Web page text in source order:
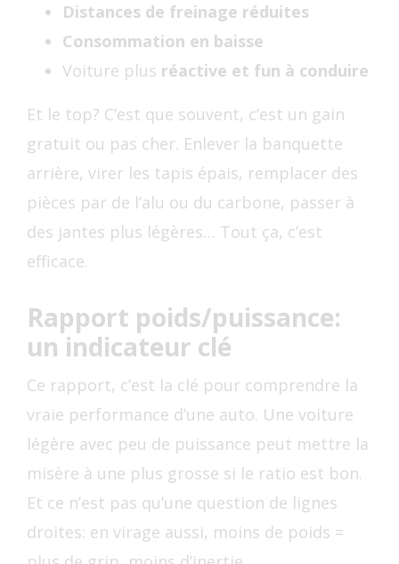
Distances de freinage réduites
Consommation en baisse
Voiture plus réactive et fun à conduire
Et le top? C’est que souvent, c’est un gain
gratuit ou pas cher. Enlever la banquette
arrière, virer les tapis épais, remplacer des
pièces par de l’alu ou du carbone, passer à
des jantes plus légères… Tout ça, c’est
efficace.
Rapport poids/puissance:
un indicateur clé
Ce rapport, c’est la clé pour comprendre la
vraie performance d’une auto. Une voiture
légère avec peu de puissance peut mettre la
misère à une plus grosse si le ratio est bon.
Et ce n’est pas qu’une question de lignes
droites: en virage aussi, moins de poids =